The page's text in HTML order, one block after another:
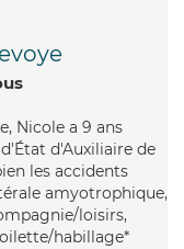
Nicole a 9 ans
d'Auxiliaire de
les accidents
amyotrophique,
loisirs,
habillage*